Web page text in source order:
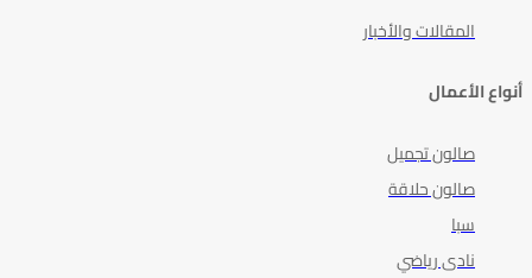
المقالات والأخبار
أنواع الأعمال
صالون تجميل
صالون حلاقة
سبا
نادى رياضي